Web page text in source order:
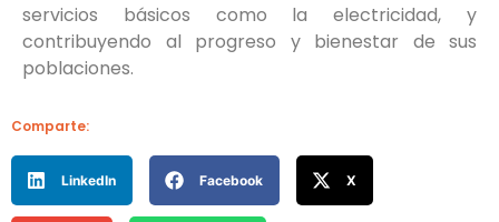
servicios básicos como la electricidad, y
contribuyendo al progreso y bienestar de sus
poblaciones.
Comparte:
LinkedIn Facebook X